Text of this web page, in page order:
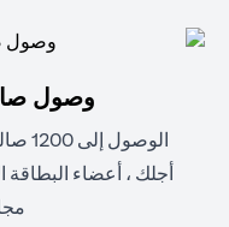
وصول
أجلك ، أعضاء البطاقة